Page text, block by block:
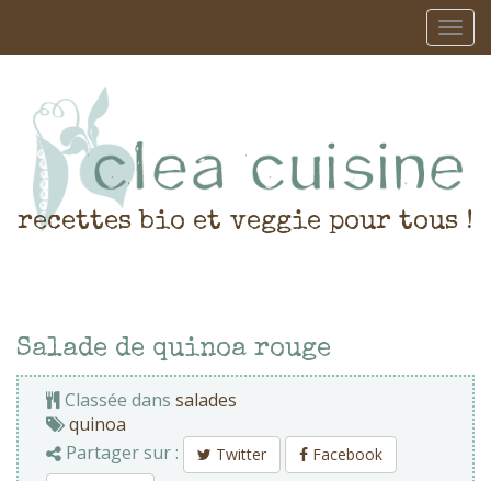
recettes bio et veggie pour tous !
Salade de quinoa rouge
Classée dans salades
quinoa
Partager sur :
Twitter
Facebook